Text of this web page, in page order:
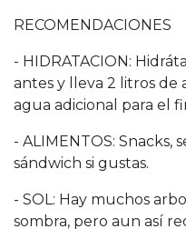
RECOMENDACIONES
- HIDRATACION:
antes y lleva 2 litros de
agua adicional para el
- ALIMENTOS: Snacks,
sándwich si gustas.
- SOL: Hay muchos
sombra, pero aun así